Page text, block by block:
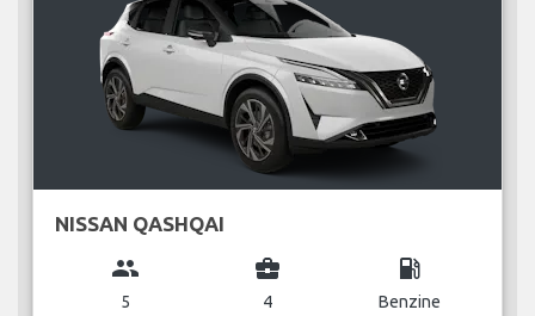
NISSAN QASHQAI
group
5
business_center
4
local_gas_station
Benzine